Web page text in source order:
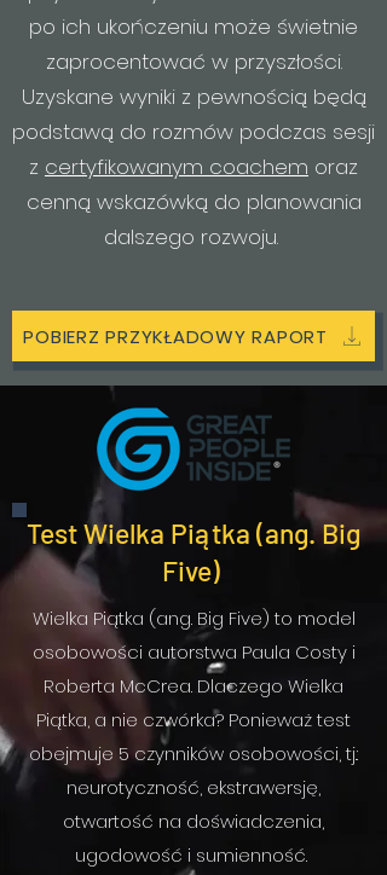
po ich ukończeniu może świetnie
zaprocentować w przyszłości.
Uzyskane wyniki z pewnością będą
podstawą do rozmów podczas sesji
z certyfikowanym coachem oraz
cenną wskazówką do planowania
dalszego rozwoju.
POBIERZ PRZYKŁADOWY RAPORT
Test Wielka Piątka (ang. Big
Five)
Wielka Piątka (ang. Big Five) to model
osobowości autorstwa Paula Costy i
Roberta McCrea. Dlaczego Wielka
Piątka, a nie czwórka? Ponieważ test
obejmuje 5 czynników osobowości, tj.:
neurotyczność, ekstrawersję,
otwartość na doświadczenia,
ugodowość i sumienność.